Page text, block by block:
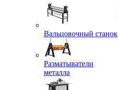
Вальцовочный станок
Разматыватели
металла